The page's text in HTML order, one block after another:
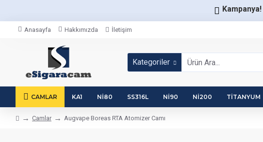
Kampanya!
Anasayfa Hakkımızda İletişim
Kategoriler
CAMLAR KA1 NI80 SS316L NI90 NI200 TITANYUM
Camlar Augvape Boreas RTA Atomizer Camı